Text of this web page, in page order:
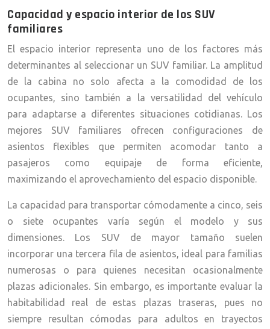
Capacidad y espacio interior de los SUV
familiares
El espacio interior representa uno de los factores más
determinantes al seleccionar un SUV familiar. La amplitud
de la cabina no solo afecta a la comodidad de los
ocupantes, sino también a la versatilidad del vehículo
para adaptarse a diferentes situaciones cotidianas. Los
mejores SUV familiares ofrecen configuraciones de
asientos flexibles que permiten acomodar tanto a
pasajeros como equipaje de forma eficiente,
maximizando el aprovechamiento del espacio disponible.
La capacidad para transportar cómodamente a cinco, seis
o siete ocupantes varía según el modelo y sus
dimensiones. Los SUV de mayor tamaño suelen
incorporar una tercera fila de asientos, ideal para familias
numerosas o para quienes necesitan ocasionalmente
plazas adicionales. Sin embargo, es importante evaluar la
habitabilidad real de estas plazas traseras, pues no
siempre resultan cómodas para adultos en trayectos